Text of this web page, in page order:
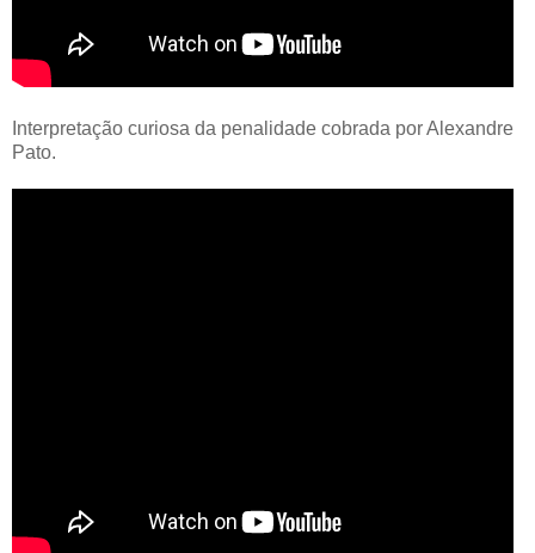
Interpretação curiosa da penalidade cobrada por Alexandre
Pato.